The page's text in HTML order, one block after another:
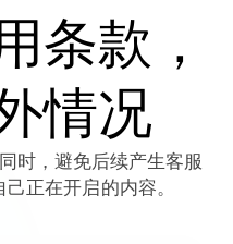
条款，
情况
时，避免后续产生客服
正在开启的内容。